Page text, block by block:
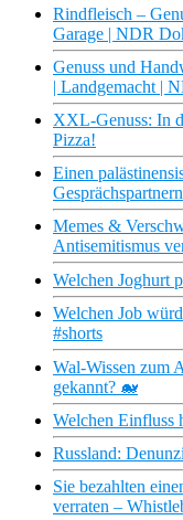
Rindfleisch –
Garage | NDR
Genuss und
| Landgemacht |
XXL-Genuss: In
Pizza!
Einen
Memes &
Antisemitismus
Welchen Joghurt
Welchen Job
#shorts
Wal-Wissen zum
gekannt? 🐋
Welchen Einfluss
Russland:
Sie bezahlten
verraten –